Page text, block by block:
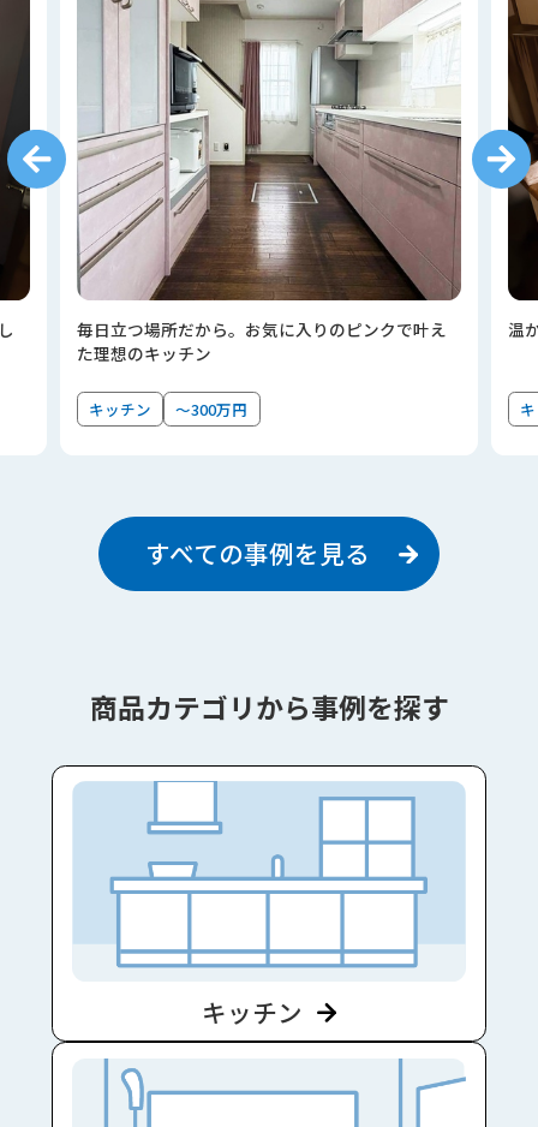
毎日立つ場所だから。お気に入りのピンクで叶え
た理想のキッチン
キッチン ～300万円
温
すべての事例を見る
商品カテゴリから事例を探す
キッチン